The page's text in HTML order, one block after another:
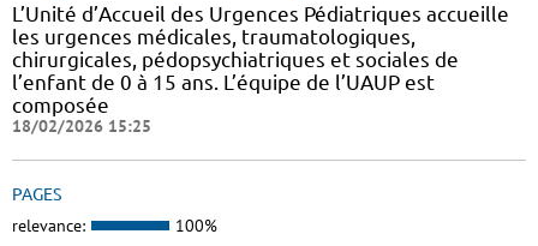
L’Unité d’Accueil des Urgences Pédiatriques accueille
les urgences médicales, traumatologiques,
chirurgicales, pédopsychiatriques et sociales de
l’enfant de 0 à 15 ans. L’équipe de l’UAUP est
composée
18/02/2026 15:25
PAGES
relevance: 100%